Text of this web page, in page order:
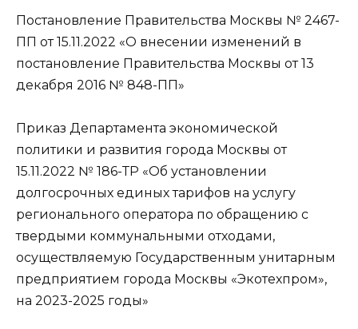
Постановление Правительства Москвы № 2467-
ПП от 15.11.2022 «О внесении изменений в
постановление Правительства Москвы от 13
декабря 2016 № 848-ПП»
Приказ Департамента экономической
политики и развития города Москвы от
15.11.2022 № 186-ТР «Об установлении
долгосрочных единых тарифов на услугу
регионального оператора по обращению с
твердыми коммунальными отходами,
осуществляемую Государственным унитарным
предприятием города Москвы «Экотехпром»,
на 2023-2025 годы»